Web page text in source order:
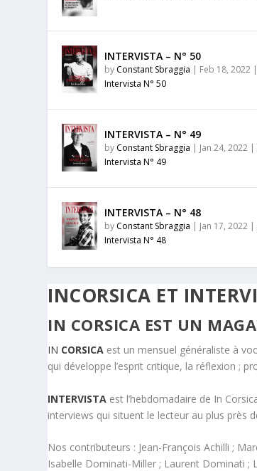
INTERVISTA – N° 50
by Constant Sbraggia | Feb 18, 2022
Intervista N° 50
INTERVISTA – N° 49
by Constant Sbraggia | Jan 24, 2022 |
Intervista N° 49
INTERVISTA – N° 48
by Constant Sbraggia | Jan 17, 2022 |
Intervista N° 48
INCORSICA ET
IN CORSICA EST UN
IN CORSICA est un mensuel généraliste à
qui développe l’esprit critique, la réflexion ;
INTERVISTA est l’hebdomadaire de In
interviews qui situent le lecteur au plus près
Nos contributeurs : Jean-François Achilli ;
Isabelle Dominati-Miller ; Laurent Dominati ;